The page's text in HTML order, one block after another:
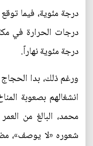
درجة مئوية، فيما
درجة مئوية نهاراً.
ورغم ذلك، بدا
انشغالهم بصعوبة
شعوره «لا يوصف»،